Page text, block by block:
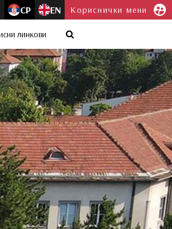
СР EN Кориснички мени
линкови